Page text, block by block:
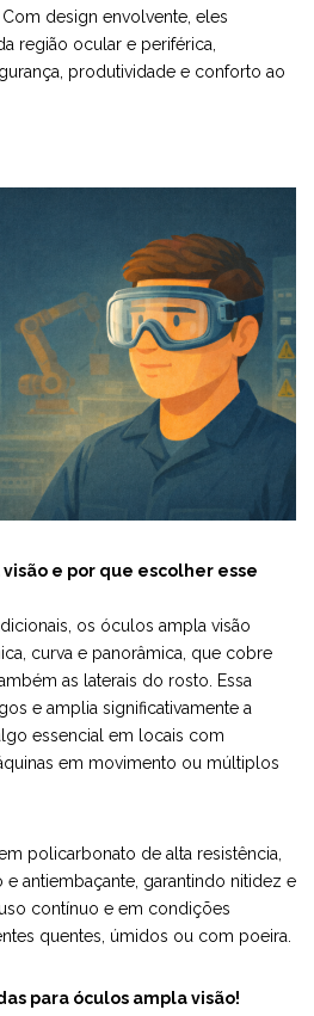
design envolvente, eles
região ocular e periférica,
produtividade e conforto ao
e por que escolher esse
os óculos ampla visão
curva e panorâmica, que cobre
as laterais do rosto. Essa
e amplia significativamente a
essencial em locais com
em movimento ou múltiplos
policarbonato de alta resistência,
antiembaçante, garantindo nitidez e
contínuo e em condições
quentes, úmidos ou com poeira.
para óculos ampla visão!